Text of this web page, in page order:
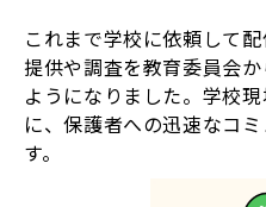
これまで学校に依頼して
提供や調査を教育委員会
ようになりました。学校
に、保護者への迅速なコ
す。